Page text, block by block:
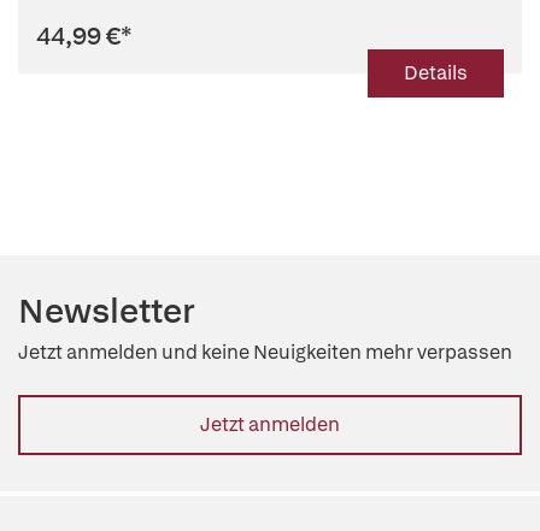
44,99 €*
Details
Newsletter
Jetzt anmelden und keine Neuigkeiten mehr verpassen
Jetzt anmelden